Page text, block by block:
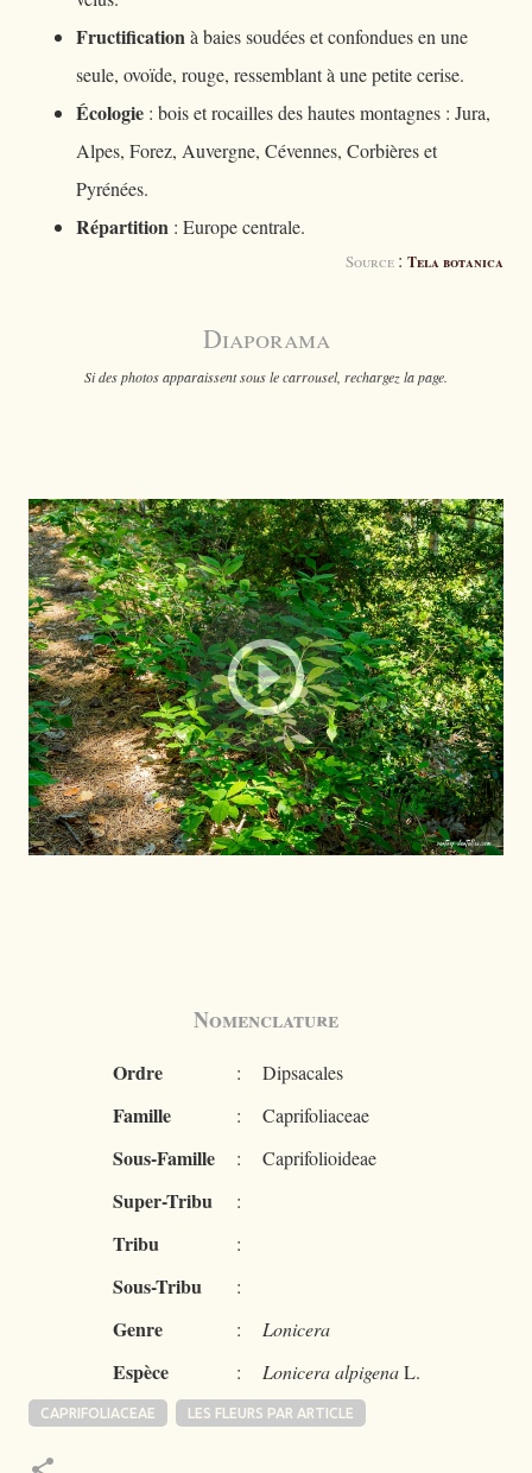
Fructificationà baies soudées et confondues en une
seule, ovoïde, rouge, ressemblant à une petite cerise.
Écologie : bois et rocailles des hautes montagnes : Jura,
Alpes, Forez, Auvergne, Cévennes, Corbières et
Pyrénées.
Répartition : Europe centrale.
Source : Tela botanica
Diaporama
Si des photos apparaissent sous le carrousel, rechargez la page.
Nomenclature
Ordre : Dipsacales
Famille : Caprifoliaceae
Sous-Famille : Caprifolioideae
Super-Tribu :
Tribu :
Sous-Tribu :
Genre : Lonicera
Espèce : Lonicera alpigenaL.
CAPRIFOLIACEAE LES FLEURS PAR ARTICLE